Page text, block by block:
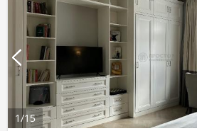
1/15